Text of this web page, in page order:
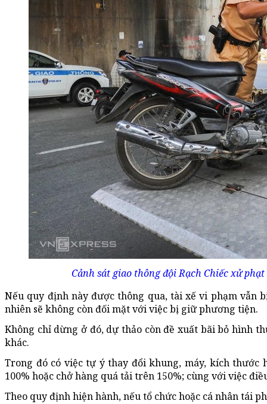
Cảnh sát giao thông đội Rạch Chiếc xử
Nếu quy định này được thông qua, tài xế vi phạm
nhiên sẽ không còn đối mặt với việc bị giữ phương tiện.
Không chỉ dừng ở đó, dự thảo còn đề xuất bãi bỏ hình
khác.
Trong đó có việc tự ý thay đổi khung, máy, kích
100% hoặc chở hàng quá tải trên 150%; cùng với việc
Theo quy định hiện hành, nếu tổ chức hoặc cá nhân tái